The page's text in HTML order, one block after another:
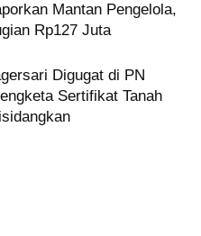
Mantan Pengelola,
Rp127 Juta
Digugat di PN
Sertifikat Tanah